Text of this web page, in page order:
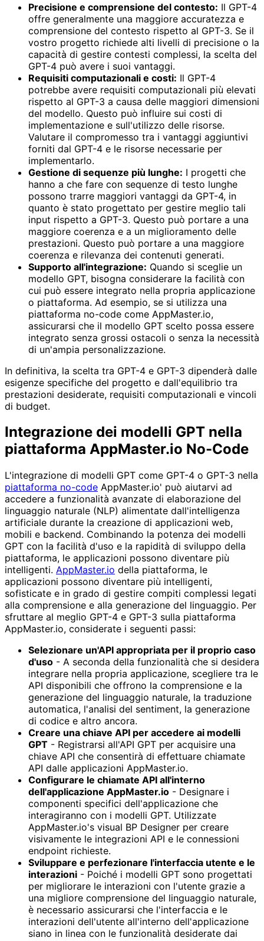
Precisione e comprensione del contesto: Il GPT-4
offre generalmente una maggiore accuratezza e
comprensione del contesto rispetto al GPT-3. Se il
vostro progetto richiede alti livelli di precisione o la
capacità di gestire contesti complessi, la scelta del
GPT-4 può avere i suoi vantaggi.
Requisiti computazionali e costi: Il GPT-4
potrebbe avere requisiti computazionali più elevati
rispetto al GPT-3 a causa delle maggiori dimensioni
del modello. Questo può influire sui costi di
implementazione e sull'utilizzo delle risorse.
Valutare il compromesso tra i vantaggi aggiuntivi
forniti dal GPT-4 e le risorse necessarie per
implementarlo.
Gestione di sequenze più lunghe: I progetti che
hanno a che fare con sequenze di testo lunghe
possono trarre maggiori vantaggi da GPT-4, in
quanto è stato progettato per gestire meglio tali
input rispetto a GPT-3. Questo può portare a una
maggiore coerenza e a un miglioramento delle
prestazioni. Questo può portare a una maggiore
coerenza e rilevanza dei contenuti generati.
Supporto all'integrazione: Quando si sceglie un
modello GPT, bisogna considerare la facilità con
cui può essere integrato nella propria applicazione
o piattaforma. Ad esempio, se si utilizza una
piattaforma no-code come AppMaster.io,
assicurarsi che il modello GPT scelto possa essere
integrato senza grossi ostacoli o senza la necessità
di un'ampia personalizzazione.
In definitiva, la scelta tra GPT-4 e GPT-3 dipenderà dalle
esigenze specifiche del progetto e dall'equilibrio tra
prestazioni desiderate, requisiti computazionali e vincoli
di budget.
Integrazione dei modelli GPT nella
piattaforma AppMaster.io No-Code
L'integrazione di modelli GPT come GPT-4 o GPT-3 nella
piattaforma no-code AppMaster.io' può aiutarvi ad
accedere a funzionalità avanzate di elaborazione del
linguaggio naturale (NLP) alimentate dall'intelligenza
artificiale durante la creazione di applicazioni web,
mobili e backend. Combinando la potenza dei modelli
GPT con la facilità d'uso e la rapidità di sviluppo della
piattaforma, le applicazioni possono diventare più
intelligenti. AppMaster.io della piattaforma, le
applicazioni possono diventare più intelligenti,
sofisticate e in grado di gestire compiti complessi legati
alla comprensione e alla generazione del linguaggio. Per
sfruttare al meglio GPT-4 e GPT-3 sulla piattaforma
AppMaster.io, considerate i seguenti passi:
Selezionare un'API appropriata per il proprio caso
d'uso - A seconda della funzionalità che si desidera
integrare nella propria applicazione, scegliere tra le
API disponibili che offrono la comprensione e la
generazione del linguaggio naturale, la traduzione
automatica, l'analisi del sentiment, la generazione
di codice e altro ancora.
Creare una chiave API per accedere ai modelli
GPT - Registrarsi all'API GPT per acquisire una
chiave API che consentirà di effettuare chiamate
API dalle applicazioni AppMaster.io.
Configurare le chiamate API all'interno
dell'applicazione AppMaster.io - Designare i
componenti specifici dell'applicazione che
interagiranno con i modelli GPT. Utilizzate
AppMaster.io's visual BP Designer per creare
visivamente le integrazioni API e le connessioni
endpoint richieste.
Sviluppare e perfezionare l'interfaccia utente e le
interazioni - Poiché i modelli GPT sono progettati
per migliorare le interazioni con l'utente grazie a
una migliore comprensione del linguaggio naturale,
è necessario assicurarsi che l'interfaccia e le
interazioni dell'utente all'interno dell'applicazione
siano in linea con le funzionalità desiderate dai